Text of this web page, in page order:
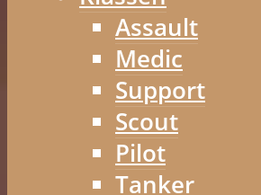
Assault
Medic
Support
Scout
Pilot
Tanker